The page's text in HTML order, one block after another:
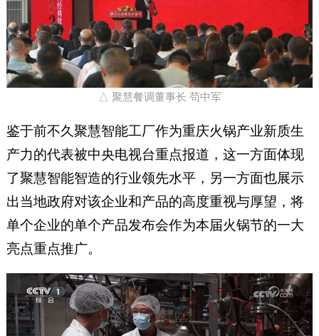
△ 聚慧餐调董事长 苟中军
鉴于前不久聚慧智能工厂作为重庆火锅产业新质生
产力的代表被中央电视台重点报道，这一方面体现
了聚慧智能智造的行业领先水平，另一方面也展示
出当地政府对该企业和产品的高度重视与厚望，将
单个企业的单个产品发布会作为本届火锅节的一大
亮点重点推广。